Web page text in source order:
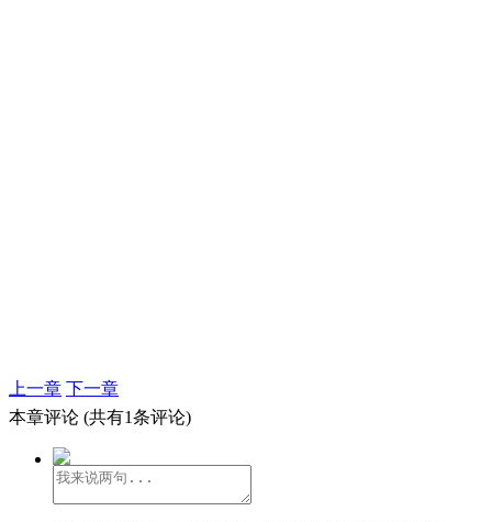
上一章 下一章
本章评论 (共有1条评论)